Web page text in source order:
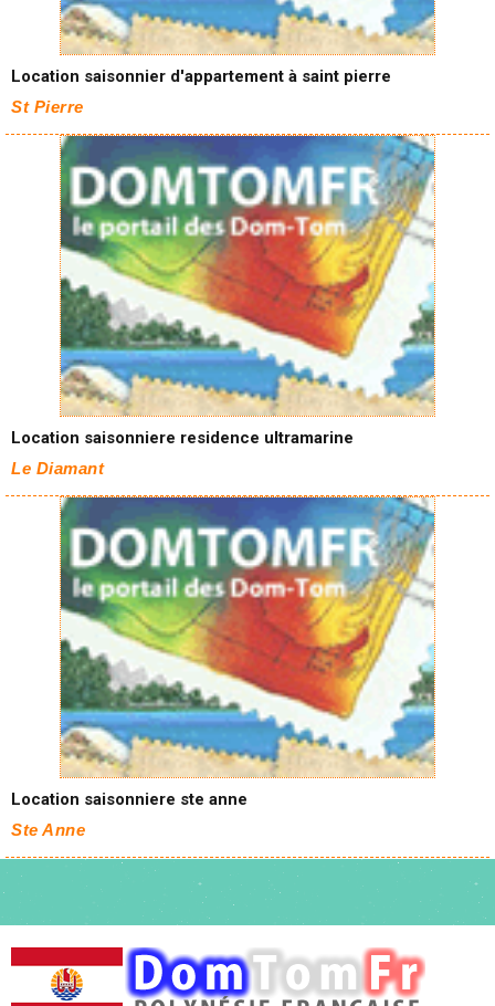
Location saisonnier d'appartement à saint pierre
St Pierre
Location saisonniere residence ultramarine
Le Diamant
Location saisonniere ste anne
Ste Anne